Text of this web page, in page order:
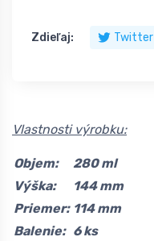
Zdieľaj: Twitter
Vlastnosti výrobku:
Objem:
280 ml
Výška:
144 mm
Priemer: 114 mm
Balenie: 6 ks